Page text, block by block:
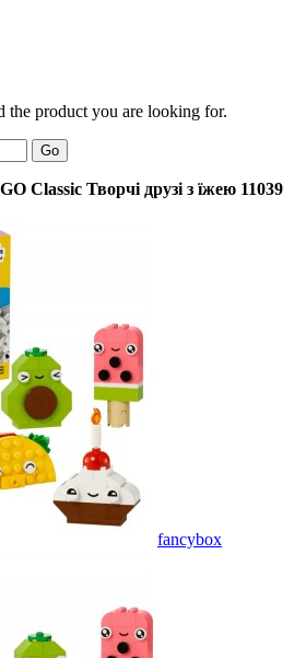
the product you are looking for.
Go
Classic Творчі друзі з їжею 11039
fancybox